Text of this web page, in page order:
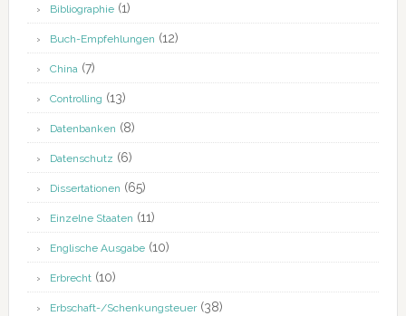
Bibliographie(1)
Buch-Empfehlungen (12)
China(7)
Controlling (13)
Datenbanken (8)
Datenschutz (6)
Dissertationen (65)
Einzelne Staaten (11)
Englische Ausgabe(10)
Erbrecht(10)
Erbschaft-/Schenkungsteuer(38)